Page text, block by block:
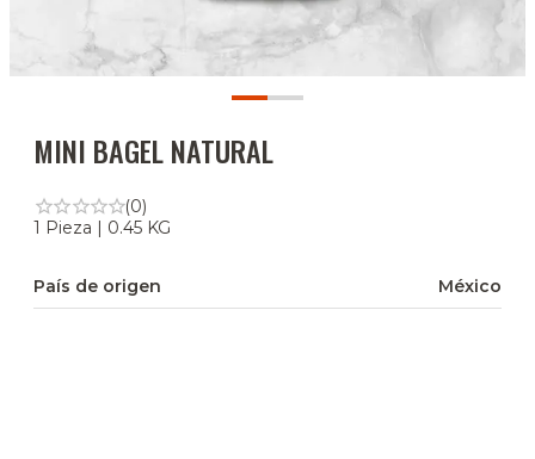
MINI BAGEL NATURAL
(0)
1 Pieza | 0.45 KG
País de origen México